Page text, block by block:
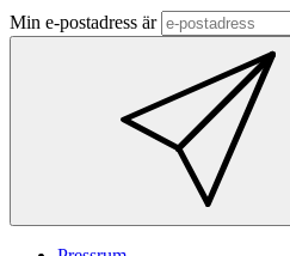
Min e-postadress är